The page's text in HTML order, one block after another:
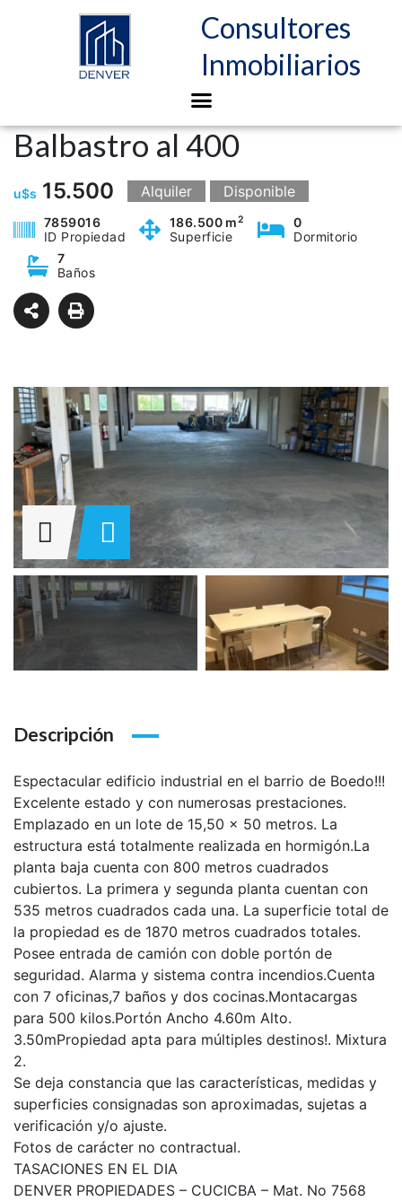
Consultores
Inmobiliarios
Balbastro al 400
u$s 15.500 Alquiler Disponible
7859016
ID Propiedad
186.500 m2
Superficie
0
Dormitorio
7
Baños
Descripción
Espectacular edificio industrial en el barrio de Boedo!!!
Excelente estado y con numerosas prestaciones.
Emplazado en un lote de 15,50 x 50 metros. La
estructura está totalmente realizada en hormigón.La
planta baja cuenta con 800 metros cuadrados
cubiertos. La primera y segunda planta cuentan con
535 metros cuadrados cada una. La superficie total de
la propiedad es de 1870 metros cuadrados totales.
Posee entrada de camión con doble portón de
seguridad. Alarma y sistema contra incendios.Cuenta
con 7 oficinas,7 baños y dos cocinas.Montacargas
para 500 kilos.Portón Ancho 4.60m Alto.
3.50mPropiedad apta para múltiples destinos!. Mixtura
2.
Se deja constancia que las características, medidas y
superficies consignadas son aproximadas, sujetas a
verificación y/o ajuste.
Fotos de carácter no contractual.
TASACIONES EN EL DIA
DENVER PROPIEDADES – CUCICBA – Mat. No 7568